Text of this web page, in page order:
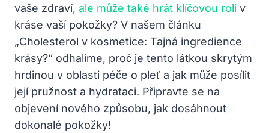
vaše zdraví, ale může také hrát klíčovou roli v
kráse vaší pokožky? V našem článku
„Cholesterol v kosmetice: Tajná ingredience
krásy?“ odhalíme, proč je tento látkou skrytým
hrdinou v oblasti péče o pleť a jak může posílit
její pružnost a hydrataci. Připravte se na
objevení nového způsobu, jak dosáhnout
dokonalé pokožky!